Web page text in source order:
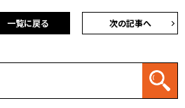
次の記事へ
一覧に戻る